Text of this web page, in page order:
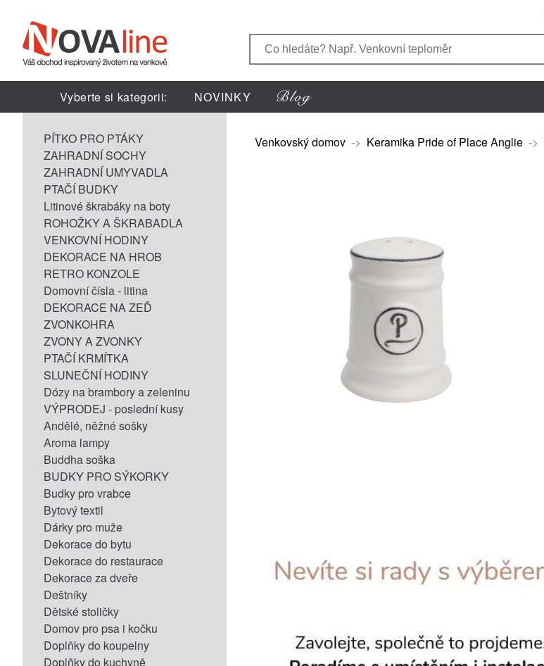
Vyberte si kategorii: NOVINKY
PÍTKO PRO PTÁKY
ZAHRADNÍ SOCHY
ZAHRADNÍ UMYVADLA
PTAČÍ BUDKY
Litinové škrabáky na boty
ROHOŽKY A ŠKRABADLA
VENKOVNÍ HODINY
DEKORACE NA HROB
RETRO KONZOLE
Domovní čísla - litina
DEKORACE NA ZEĎ
ZVONKOHRA
ZVONY A ZVONKY
PTAČÍ KRMÍTKA
SLUNEČNÍ HODINY
Dózy na brambory a zeleninu
VÝPRODEJ - poslední kusy
Andělé, něžné sošky
Aroma lampy
Buddha soška
BUDKY PRO SÝKORKY
Budky pro vrabce
Bytový textil
Dárky pro muže
Dekorace do bytu
Dekorace do restaurace
Dekorace za dveře
Deštníky
Dětské stoličky
Domov pro psa i kočku
Doplňky do koupelny
Doplňky do kuchyně
Venkovský domov -> Keramika Pride of Place Anglie ->